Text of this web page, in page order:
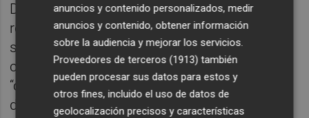
De este modo, se incrementa la humedad
relativa del entorno y se reduce
significativamente su capacidad de
combustión, creando un denominado
“cortafuegos verde” que dificulta el avance
de las llamas.
anuncios y contenido personalizados, medir
anuncios y contenido, obtener información
sobre la audiencia y mejorar los servicios.
Proveedores de terceros (1913) también
pueden procesar sus datos para estos y
otros fines, incluido el uso de datos de
geolocalización precisos y características